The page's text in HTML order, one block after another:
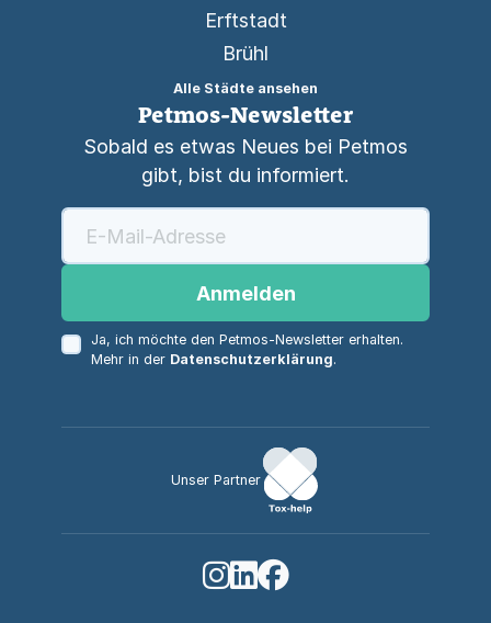
Erftstadt
Brühl
Alle Städte ansehen
Petmos-Newsletter
Sobald es etwas Neues bei Petmos
gibt, bist du informiert.
Anmelden
Ja, ich möchte den Petmos-Newsletter erhalten.
Mehr in der Datenschutzerklärung.
Unser Partner